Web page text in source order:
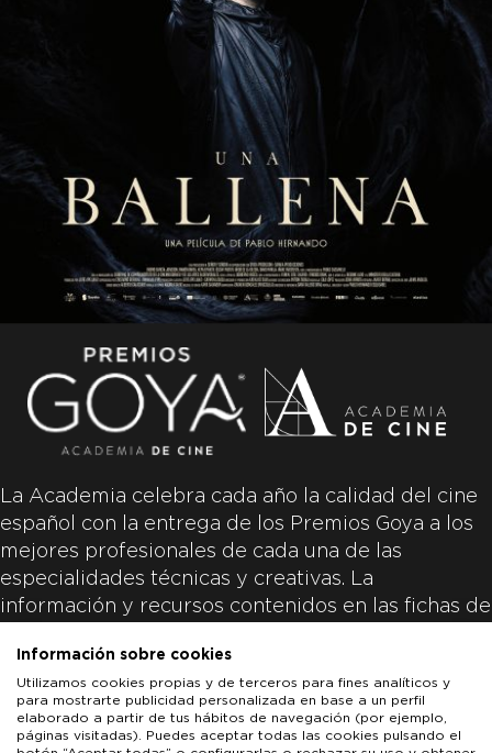
La Academia celebra cada año la calidad del cine
español con la entrega de los Premios Goya a los
mejores profesionales de cada una de las
especialidades técnicas y creativas. La
información y recursos contenidos en las fichas de
productoras de las películas y responsabilidad
única y exclusiva de las mismas.
Información sobre cookies
Utilizamos cookies propias y de terceros para fines analíticos y
para mostrarte publicidad personalizada en base a un perfil
elaborado a partir de tus hábitos de navegación (por ejemplo,
páginas visitadas). Puedes aceptar todas las cookies pulsando el